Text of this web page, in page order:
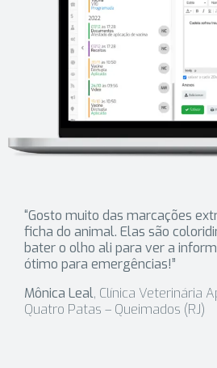
“Gosto muito das marcações
ficha do animal. Elas são
bater o olho ali para ver a
ótimo para emergências!”
Mônica Leal, Clínica Veterinária
Quatro Patas – Queimados (RJ)